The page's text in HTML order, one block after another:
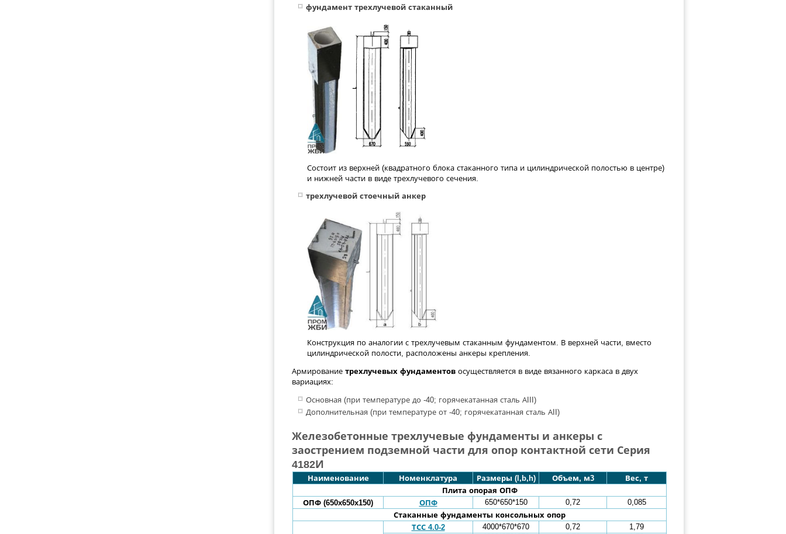
фундамент трехлучевой стаканный
Состоит из верхней (квадратного блока стаканного типа и цилиндрической полостью в центре)
и нижней части в виде трехлучевого сечения.
трехлучевой стоечный анкер
Конструкция по аналогии с трехлучевым стаканным фундаментом. В верхней части, вместо
цилиндрической полости, расположены анкеры крепления.
Армирование трехлучевых фундаментов осуществляется в виде вязанного каркаса в двух
вариациях:
Основная (при температуре до -40; горячекатанная сталь АIII)
Дополнительная (при температуре от -40; горячекатанная сталь АII)
Железобетонные трехлучевые фундаменты и анкеры с
заострением подземной части для опор контактной сети Серия
4182И
Наименование Номенклатура Размеры (l,b,h) Объем, м3
Вес, т
Плита опорая ОПФ
ОПФ (650x650x150)
ОПФ 650*650*150 0,72
0,085
Стаканные фундаменты консольных опор
ТСС 4.0-2 4000*670*670 0,72
1,79